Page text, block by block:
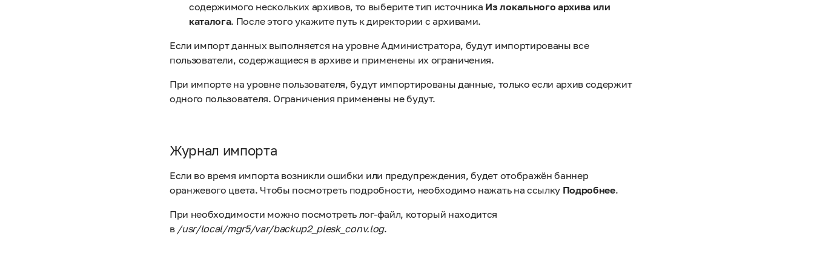
содержимого нескольких архивов, то выберите тип источника Из локального архива или
каталога. После этого укажите путь к директории с архивами.
Если импорт данных выполняется на уровне Администратора, будут импортированы все
пользователи, содержащиеся в архиве и применены их ограничения.
При импорте на уровне пользователя, будут импортированы данные, только если архив содержит
одного пользователя. Ограничения применены не будут.
Журнал импорта
Если во время импорта возникли ошибки или предупреждения, будет отображён баннер
оранжевого цвета. Чтобы посмотреть подробности, необходимо нажать на ссылку Подробнее.
При необходимости можно посмотреть лог-файл, который находится
в /usr/local/mgr5/var/backup2_plesk_conv.log.